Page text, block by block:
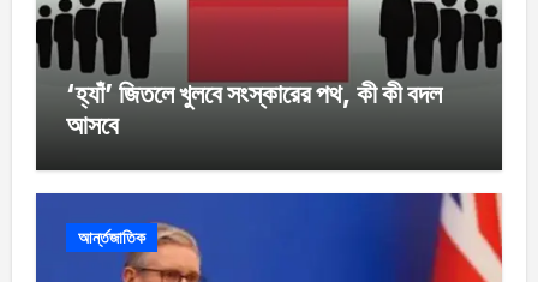
‘হ্যাঁ’ জিতলে খুলবে সংস্কারের পথ, কী কী বদল
আসবে
আর্ন্তজাতিক